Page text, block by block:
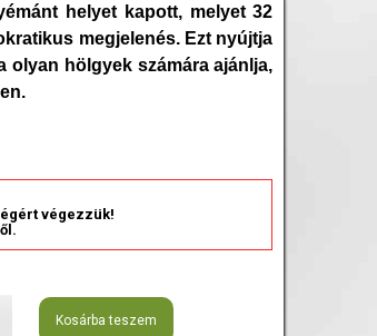
helyet kapott, melyet 32
megjelenés. Ezt nyújtja
olyan hölgyek számára ajánlja,
végezzük!
Kosárba teszem